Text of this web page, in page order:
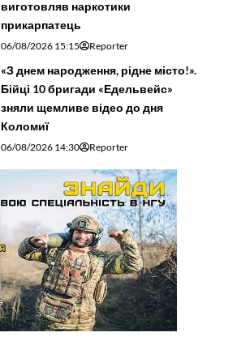
виготовляв наркотики
прикарпатець
06/08/2026 15:15 Reporter
«З днем народження, рідне місто!».
Бійці 10 бригади «Едельвейс»
зняли щемливе відео до дня
Коломиї
06/08/2026 14:30 Reporter